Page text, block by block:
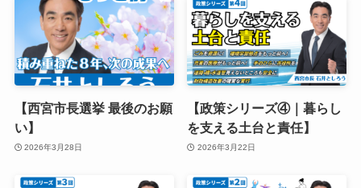
【西宮市長選挙 最後のお願
い】
2026年3月28日
【政策シリーズ④｜暮らし
を支える土台と責任】
2026年3月22日